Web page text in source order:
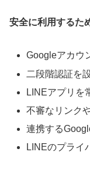
安全に利用するた
Googleアカウ
二段階認証を
LINEアプリを
不審なリンク
連携する
LINEのプライ